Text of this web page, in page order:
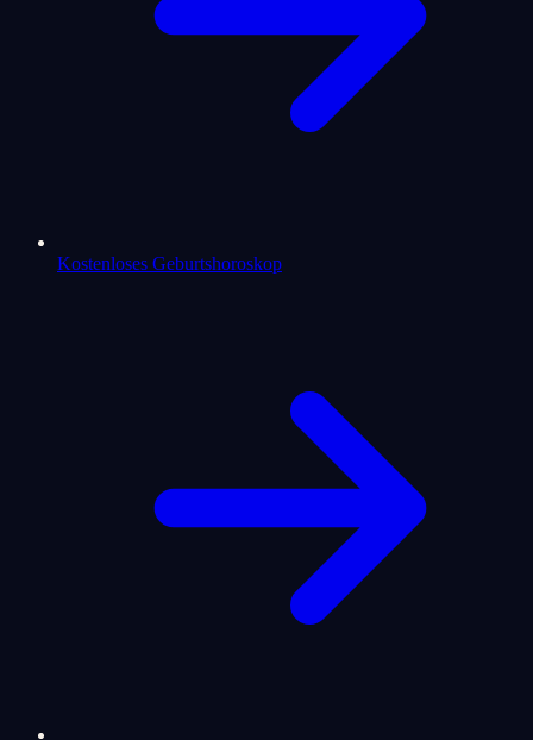
Kostenloses Geburtshoroskop